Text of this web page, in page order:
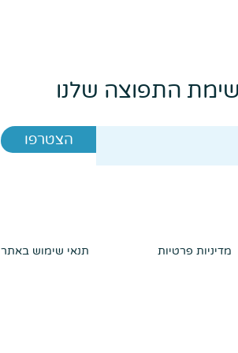
או לא להיות
התפוצה שלנו
הצטרפו
תנאי שימוש באתר מדיניות פרטיות